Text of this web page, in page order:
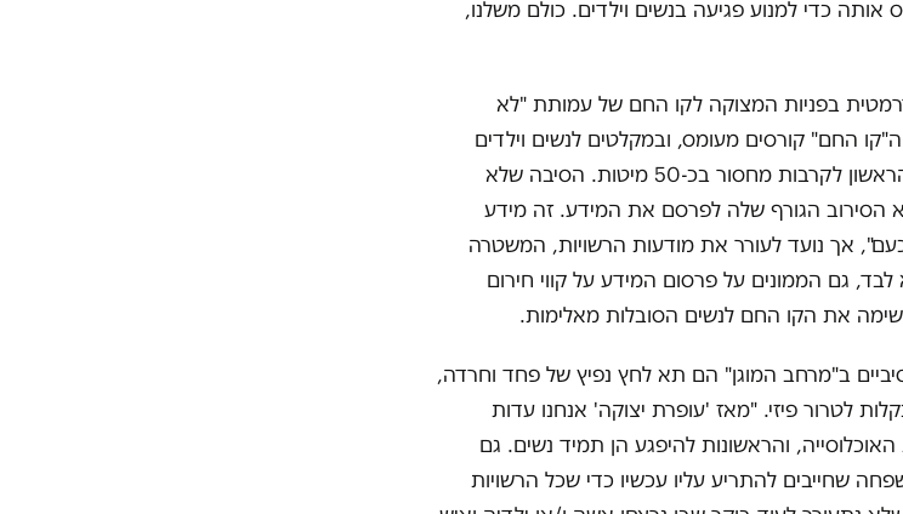
אותה כדי למנוע פגיעה בנשים וילדים. כולם משלנו,
בפניות המצוקה לקו החם של עמותת "לא
ה"קו החם" קורסים מעומס, ובמקלטים לנשים וילדים
נפגעי אלימות נוצר במהלך השבוע הראשון לקרבות מחסור בכ-50 מיטות. הסיבה שלא
הגורף שלה לפרסם את המידע. זה מידע
אך נועד לעורר את מודעות הרשויות, המשטרה
גם הממונים על פרסום המידע על קווי חירום
את הקו החם לנשים הסובלות מאלימות.
ב"מרחב המוגן" הם תא לחץ נפיץ של פחד וחרדה,
לטרור פיזי. "מאז 'עופרת יצוקה' אנחנו עדות
והראשונות להיפגע הן תמיד נשים. גם
שחייבים להתריע עליו עכשיו כדי שכל הרשויות